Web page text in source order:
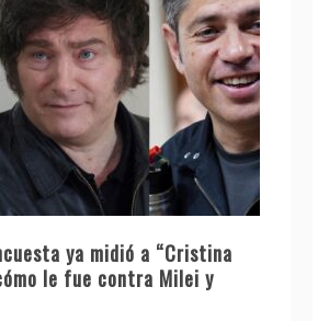
ya midió a “Cristina
le fue contra Milei y